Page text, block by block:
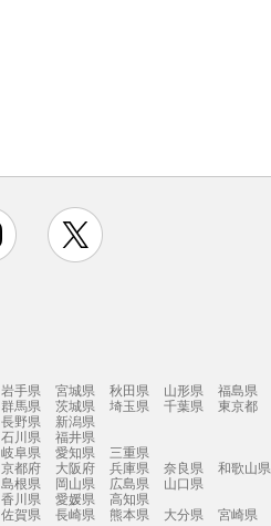
instagram
岩手県 宮城県 秋田県 山形県
福島県
群馬県 茨城県 埼玉県 千葉県 東京都
長野県
新潟県
石川県
福井県
岐阜県 愛知県
三重県
京都府 大阪府 兵庫県 奈良県
和歌山県
島根県 岡山県 広島県
山口県
香川県 愛媛県
高知県
佐賀県 長崎県 熊本県 大分県 宮崎県